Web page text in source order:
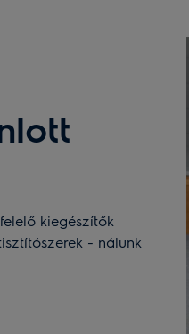
kiegészítők
- nálunk